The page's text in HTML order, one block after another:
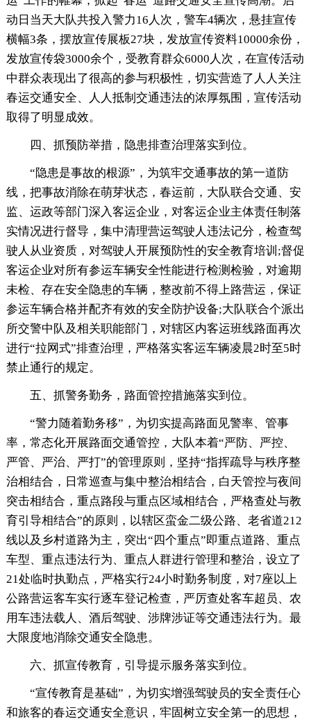
动日当天大队共投入警力16人次，警车4辆次，悬挂宣传
横幅3条，摆放宣传展板27块，发放宣传资料10000余份，
发放宣传袋3000余个，受教育群众6000人次，在宣传活动
中群众表现出了很高的参与积极性，切实营造了人人关注
春运交通安全、人人抵制交通违法的浓厚氛围，宣传活动
取得了明显成效。
四、抓预防举措，隐患排查治理落实到位。
“隐患是事故的根源”，为筑牢交通事故的第一道防
线，把事故消除在萌芽状态，春运前，大队联合交通、安
监、运政等部门深入客运企业，对客运企业主体责任制落
实情况进行督导，集中清理营运驾驶人违法记分，检查驾
驶人从业资质，对驾驶人开展预防性的安全教育培训;督促
客运企业对所有参运车辆安全性能进行检测检验，对逾期
未检、存在安全隐患的车辆，整改前不得上路营运，保证
参运车辆合格并配齐有效的安全防护设备;大队联合个派出
所交警中队及相关职能部门，对辖区内客运班线路面再次
进行“拉网式”排查治理，严格落实客运车辆凌晨2时至5时
禁止通行的规定。
五、抓警务勤务，路面管控措施落实到位。
“警力随着勤务移”，为切实提高路面见警率、管事
率，常态化开展路面交通管控，大队本着“严防、严控、
严管、严治、严打”的管理原则，坚持“指挥疏导与秩序整
治相结合，日常巡查与集中整治相结合，白天管控与夜间
突击相结合，重点路段与重点区域相结合，严格查处与教
育引导相结合”的原则，以辖区蛮金二级公路、老省道212
线以及乡村道路为主，突出“四个重点”即重点道路、重点
车型、重点违法行为、重点人群进行管理和整治，设立了
21处临时执勤点，严格实行24小时勤务制度，对7座以上
公路营运客车实行逐车登记检查，严厉查处客车超员、农
用车违法载人、酒后驾驶、涉牌涉证等交通违法行为。最
大限度地消除交通安全隐患。
六、抓宣传教育，引导提示服务落实到位。
“宣传教育是基础”，为切实增强驾驶员的安全责任心
和旅客的春运交通安全意识，牢固树立安全第一的思想，